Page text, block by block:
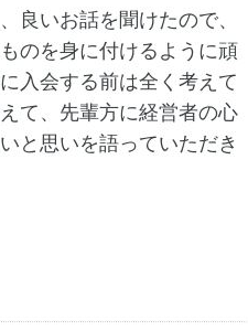
いお話を聞けたので、
のを身に付けるように頑
入会する前は全く考えて
て、先輩方に経営者の心
と思いを語っていただき